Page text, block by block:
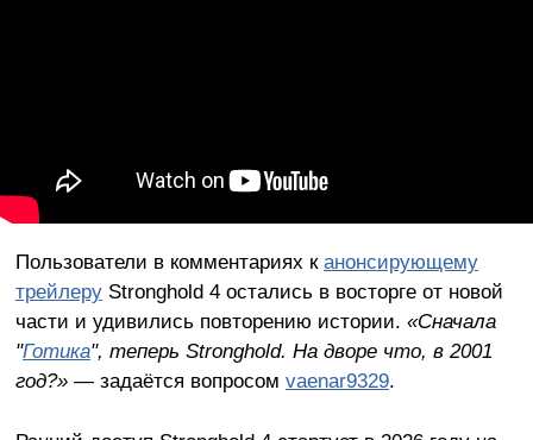
Пользователи в комментариях к анонсирующему
трейлеруStronghold 4 остались в восторге от новой
части и удивились повторению истории. «Сначала
"Готика", теперь Stronghold. На дворе что, в 2001
год?»— задаётся вопросом vaenar9329.